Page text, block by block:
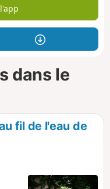
dans le
fil de l'eau de